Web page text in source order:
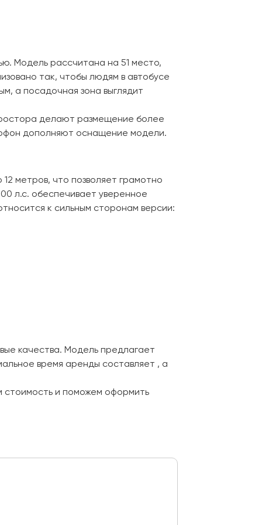
Модель рассчитана на 51 место,
так, чтобы людям в автобусе
а посадочная зона выглядит
делают размещение более
дополняют оснащение модели.
метров, что позволяет грамотно
л.с. обеспечивает уверенное
к сильным сторонам версии:
качества. Модель предлагает
время аренды составляет , а
и поможем оформить